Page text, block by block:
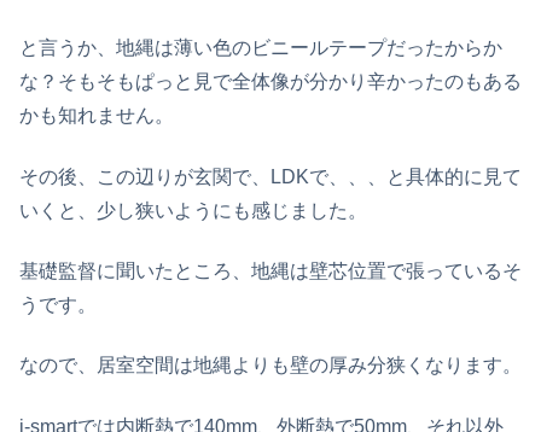
と言うか、地縄は薄い色のビニールテープだったからか
な？そもそもぱっと見で全体像が分かり辛かったのもある
かも知れません。
その後、この辺りが玄関で、LDKで、、、と具体的に見て
いくと、少し狭いようにも感じました。
基礎監督に聞いたところ、地縄は壁芯位置で張っているそ
うです。
なので、居室空間は地縄よりも壁の厚み分狭くなります。
i-smartでは内断熱で140mm、外断熱で50mm、それ以外